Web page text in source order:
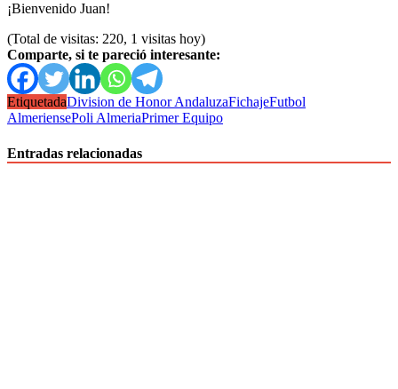
¡Bienvenido Juan!
(Total de visitas: 220, 1 visitas hoy)
Comparte, si te pareció interesante:
EtiquetadaDivision de Honor AndaluzaFichajeFutbol
AlmeriensePoli AlmeriaPrimer Equipo
Entradas relacionadas